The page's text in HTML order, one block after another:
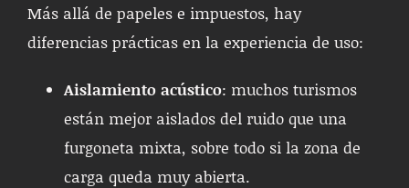
Más allá de papeles e impuestos, hay
diferencias prácticas en la experiencia de uso:
Aislamiento acústico: muchos turismos
están mejor aislados del ruido que una
furgoneta mixta, sobre todo si la zona de
carga queda muy abierta.